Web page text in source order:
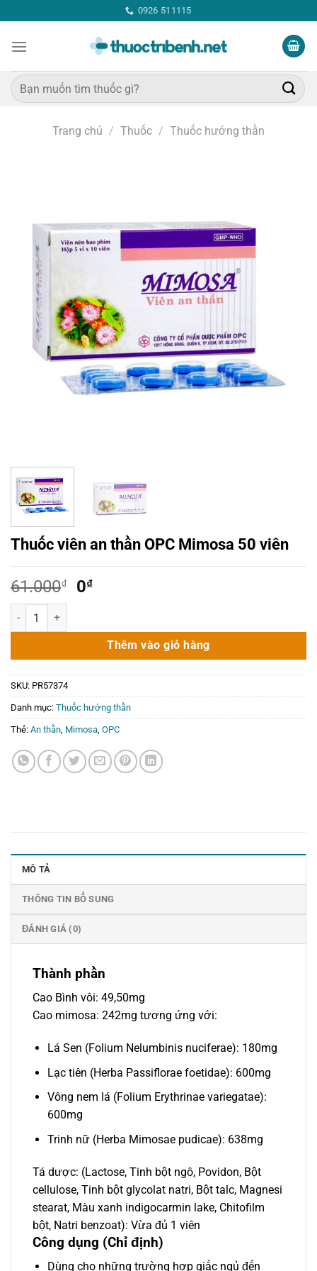
qua
nội
0926 511115
Tìm
kiếm:
Trang chủ / Thuốc / Thuốc hướng thần
Thuốc viên an thần OPC Mimosa 50 viên
61.000₫
Giá
61.000₫.
0₫Giá
là:
0₫.
Thuốc viên an thần OPC Mimosa 50 viên số lượng
Thêm vào giỏ hàng
SKU: PR57374
Danh mục: Thuốc hướng thần
Thẻ: An thần Mimosa OPC
MÔ TẢ
THÔNG TIN BỔ SUNG
ĐÁNH GIÁ (0)
Thành phần
Cao Bình vôi: 49,50mg
Cao mimosa: 242mg tương ứng với:
Lá Sen (Folium Nelumbinis nuciferae): 180mg
Lạc tiên (Herba Passiflorae foetidae): 600mg
Vông nem lá (Folium Erythrinae variegatae):
600mg
Trinh nữ (Herba Mimosae pudicae): 638mg
Tá dược: (Lactose, Tinh bột ngô, Povidon, Bột
cellulose, Tinh bột glycolat natri, Bột talc, Magnesi
stearat, Màu xanh indigocarmin lake, Chitofilm
bột, Natri benzoat): Vừa đủ 1 viên
Công dụng (Chỉ định)
Dùng cho những trường hợp giấc ngủ đến